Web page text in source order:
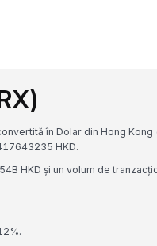
în Dolar din Hong
HKD.
HKD și un volum de